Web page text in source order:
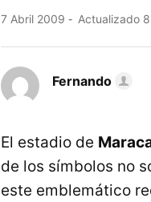
7 Abril 2009 Actualizado
Fernando
El estadio de
de los símbolos no
este emblemático